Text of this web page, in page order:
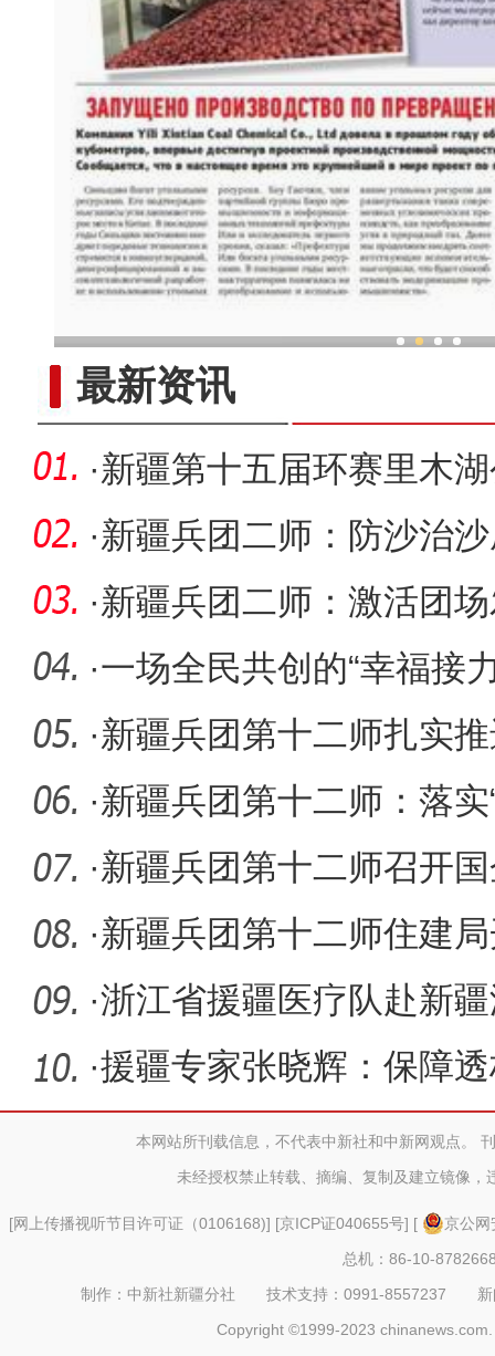
最新资讯
·新疆第十五届环赛里木
赛段完赛
·新疆兵团二师：防沙治
新篇
·新疆兵团二师：激活团
·一场全民共创的“幸福接
·新疆兵团第十二师扎实
气联
·新疆兵团第十二师：落
品安全
·新疆兵团第十二师召开
完成全年
·新疆兵团第十二师住建
务效
·浙江省援疆医疗队赴新
访交流
·援疆专家张晓辉：保障
打造本网站所刊载信息，不代表中新社和中新网观点。
未经授权禁止转载、摘编、复制及建立镜像，
[网上传播视听节目许可证（0106168)] [京ICP证040655号] [
京公
总机：86-10-
制作：中新社新疆分社 技术支持：0991-8557237
Copyright ©1999-2023